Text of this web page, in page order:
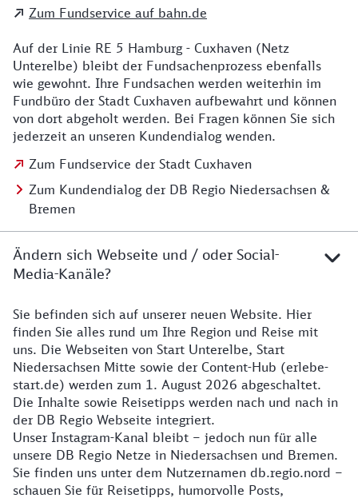
Zum Fundservice auf bahn.de
Auf der Linie RE 5 Hamburg - Cuxhaven (Netz
Unterelbe) bleibt der Fundsachenprozess ebenfalls
wie gewohnt. Ihre Fundsachen werden weiterhin im
Fundbüro der Stadt Cuxhaven aufbewahrt und können
von dort abgeholt werden. Bei Fragen können Sie sich
jederzeit an unseren Kundendialog wenden.
Zum Fundservice der Stadt Cuxhaven
Zum Kundendialog der DB Regio Niedersachsen &
Bremen
Ändern sich Webseite und / oder Social-
Media-Kanäle?
Details zur Website
Sie befinden sich auf unserer neuen Website. Hier
finden Sie alles rund um Ihre Region und Reise mit
uns. Die Webseiten von Start Unterelbe, Start
Niedersachsen Mitte sowie der Content-Hub (erlebe-
start.de) werden zum 1. August 2026 abgeschaltet.
Die Inhalte sowie Reisetipps werden nach und nach in
der DB Regio Webseite integriert.
Unser Instagram-Kanal bleibt – jedoch nun für alle
unsere DB Regio Netze in Niedersachsen und Bremen.
Sie finden uns unter dem Nutzernamen db.regio.nord –
schauen Sie für Reisetipps, humorvolle Posts,